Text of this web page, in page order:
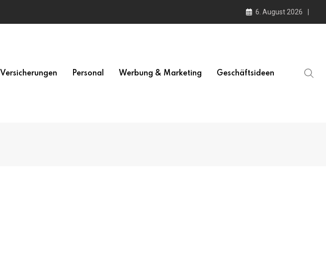
6. August 2026
Versicherungen Personal Werbung & Marketing Geschäftsideen